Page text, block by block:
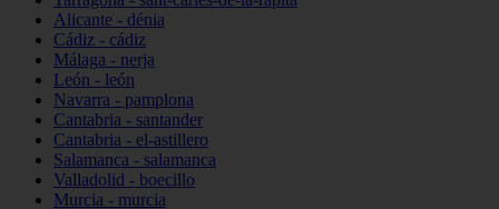
Alicante - dénia
Cádiz - cádiz
Málaga - nerja
León - león
Navarra - pamplona
Cantabria - santander
Cantabria - el-astillero
Salamanca - salamanca
Valladolid - boecillo
Murcia - murcia